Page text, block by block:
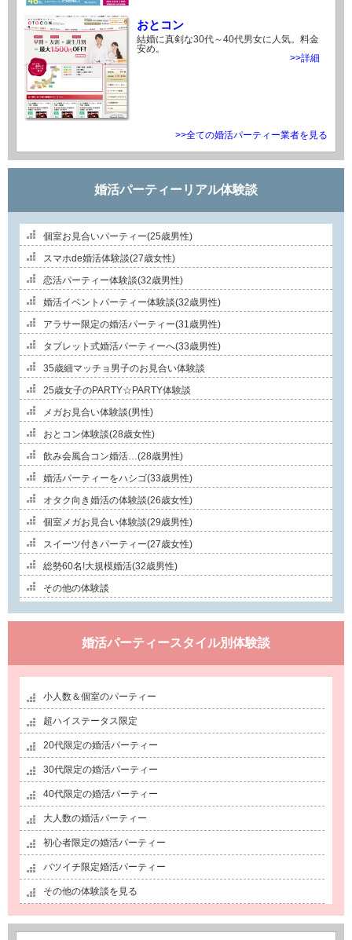
おとコン
結婚に真剣な30代～40代男女に人気。料金
安め。
>>詳細
>>全ての婚活パーティー業者を見る
婚活パーティーリアル体験談
個室お見合いパーティー(25歳男性)
スマホde婚活体験談(27歳女性)
恋活パーティー体験談(32歳男性)
婚活イベントパーティー体験談(32歳男性)
アラサー限定の婚活パーティー(31歳男性)
タブレット式婚活パーティーへ(33歳男性)
35歳細マッチョ男子のお見合い体験談
25歳女子のPARTY☆PARTY体験談
メガお見合い体験談(男性)
おとコン体験談(28歳女性)
飲み会風合コン婚活…(28歳男性)
婚活パーティーをハシゴ(33歳男性)
オタク向き婚活の体験談(26歳女性)
個室メガお見合い体験談(29歳男性)
スイーツ付きパーティー(27歳女性)
総勢60名!大規模婚活(32歳男性)
その他の体験談
婚活パーティースタイル別体験談
小人数＆個室のパーティー
超ハイステータス限定
20代限定の婚活パーティー
30代限定の婚活パーティー
40代限定の婚活パーティー
大人数の婚活パーティー
初心者限定の婚活パーティー
バツイチ限定婚活パーティー
その他の体験談を見る